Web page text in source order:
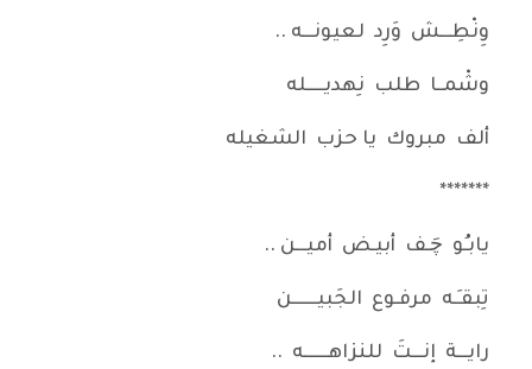
وِنْطِـــش وَرِد لعيونـــه ..
وشْمــا طلب نِهديـــــله
ألف مبروك يا حزب الشغيله
*******
يابـُو چَـف أبيـض أميـــن ..
تِبقـَـه مرفـوع الجَبيـــــــن
رايـــة إنـــتَ للنزاهـــــــه ..